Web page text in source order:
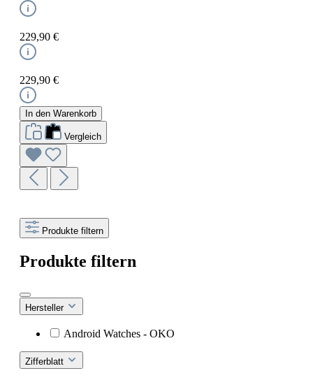
229,90 €
229,90 €
In den Warenkorb
Vergleich
Produkte filtern
Produkte filtern
Hersteller
Android Watches - OKO
Zifferblatt